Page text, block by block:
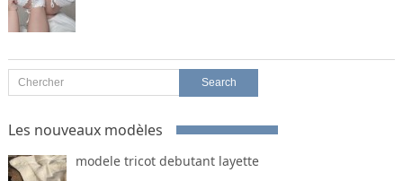
Les nouveaux modèles
modele tricot debutant layette